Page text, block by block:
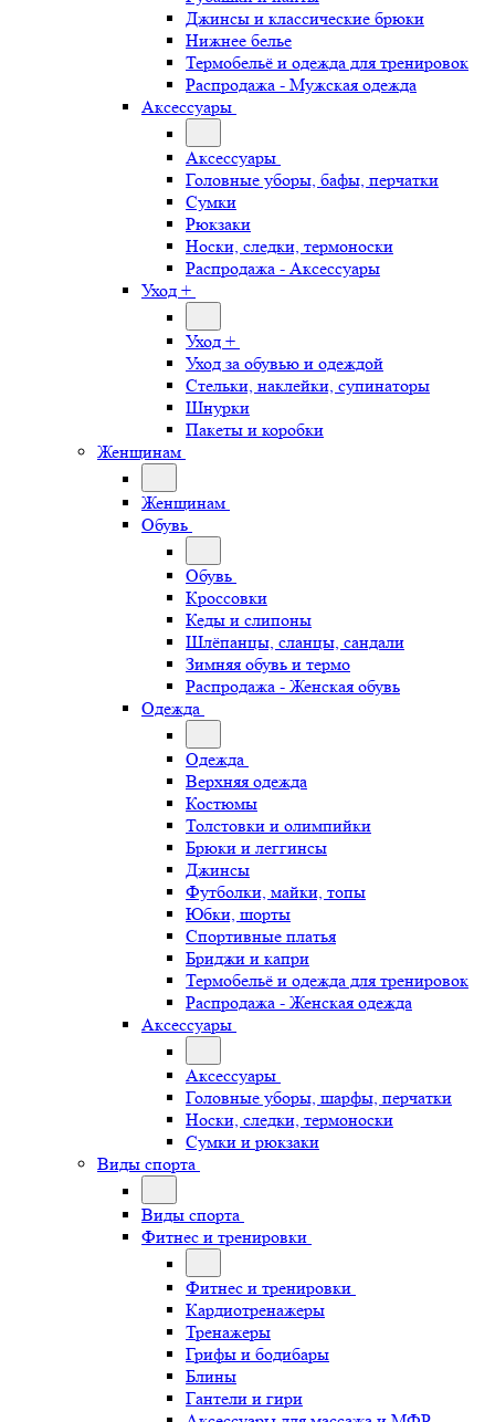
Джинсы и классические брюки
Нижнее белье
Термобельё и одежда для тренировок
Распродажа - Мужская одежда
Аксессуары
Аксессуары
Головные уборы, бафы, перчатки
Сумки
Рюкзаки
Носки, следки, термоноски
Распродажа - Аксессуары
Уход +
Уход +
Уход за обувью и одеждой
Стельки, наклейки, супинаторы
Шнурки
Пакеты и коробки
Женщинам
Женщинам
Обувь
Обувь
Кроссовки
Кеды и слипоны
Шлёпанцы, сланцы, сандали
Зимняя обувь и термо
Распродажа - Женская обувь
Одежда
Одежда
Верхняя одежда
Костюмы
Толстовки и олимпийки
Брюки и леггинсы
Джинсы
Футболки, майки, топы
Юбки, шорты
Спортивные платья
Бриджи и капри
Термобельё и одежда для тренировок
Распродажа - Женская одежда
Аксессуары
Аксессуары
Головные уборы, шарфы, перчатки
Носки, следки, термоноски
Сумки и рюкзаки
Виды спорта
Виды спорта
Фитнес и тренировки
Фитнес и тренировки
Кардиотренажеры
Тренажеры
Грифы и бодибары
Блины
Гантели и гири